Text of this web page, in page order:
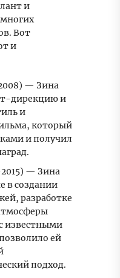
и
Вот
и
— Зина
дирекцию и
и
который
и получил
— Зина
в создании
разработке
известными
ей
подход.